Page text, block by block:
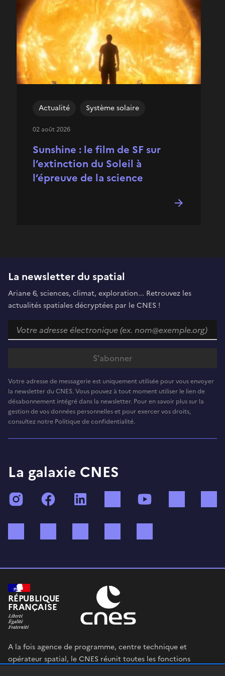
Sunshine : le film de SF sur
l’extinction du Soleil à
l’épreuve de la science
Actualité Système solaire
02 août 2026
La newsletter du spatial
Ariane 6, sciences, climat, exploration... Retrouvez les
actualités spatiales décryptées par le CNES !
Votre adresse de messagerie est uniquement utilisée pour vous envoyer
la newsletter du CNES. Vous pouvez à tout moment utiliser le lien de
désabonnement intégré dans la newsletter. Pour en savoir plus sur la
gestion de vos données personnelles et pour exercer vos droits,
consultez notre Politique de confidentialité.
La galaxie CNES
InstagramFacebook TikTok
RÉPUBLIQUE
FRANÇAISE
A la fois agence de programme, centre technique et
opérateur spatial, le CNES réunit toutes les fonctions